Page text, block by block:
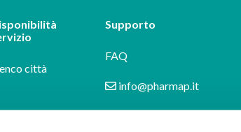
città
Supporto
FAQ
info@pharmap.it